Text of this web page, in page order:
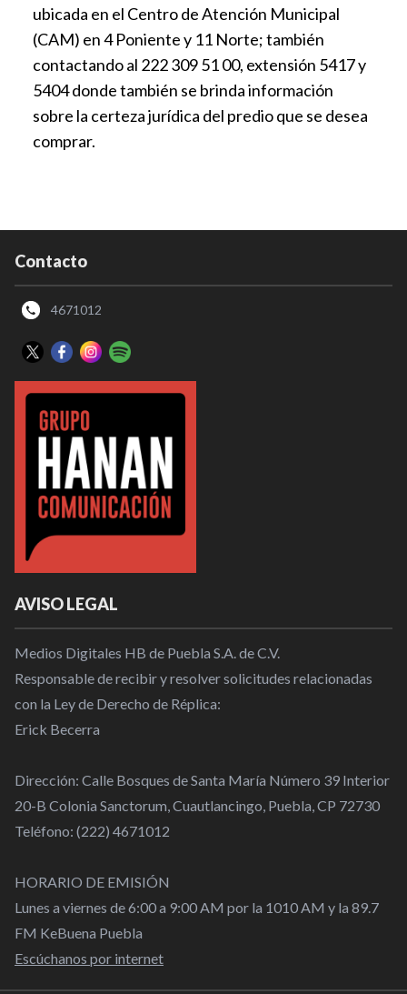
ubicada en el Centro de Atención Municipal
(CAM) en 4 Poniente y 11 Norte; también
contactando al 222 309 51 00, extensión 5417 y
5404 donde también se brinda información
sobre la certeza jurídica del predio que se desea
comprar.
Contacto
4671012
AVISO LEGAL
Medios Digitales HB de Puebla S.A. de C.V.
Responsable de recibir y resolver solicitudes relacionadas
con la Ley de Derecho de Réplica:
Erick Becerra
Dirección: Calle Bosques de Santa María Número 39 Interior
20-B Colonia Sanctorum, Cuautlancingo, Puebla, CP 72730
Teléfono: (222) 4671012
HORARIO DE EMISIÓN
Lunes a viernes de 6:00 a 9:00 AM por la 1010 AM y la 89.7
FM KeBuena Puebla
Escúchanos por internet